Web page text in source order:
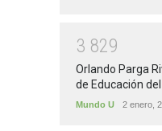
3 829
Orlando Parga
de Educación
Mundo U 2 enero,